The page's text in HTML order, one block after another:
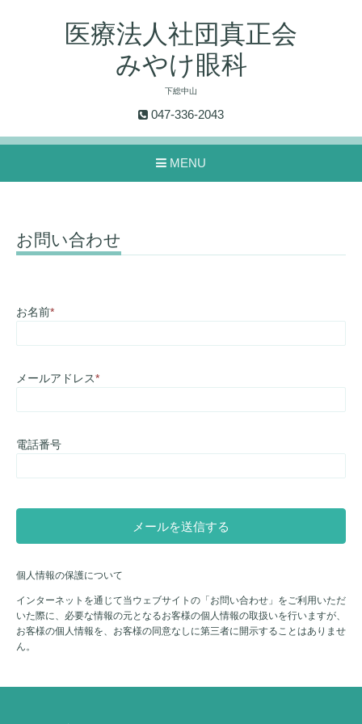
医療法人社団真正会
みやけ眼科
下総中山
047-336-2043
MENU
お問い合わせ
お名前*
メールアドレス*
電話番号
個人情報の保護について
インターネットを通じて当ウェブサイトの「お問い合わせ」をご利用いただ
いた際に、必要な情報の元となるお客様の個人情報の取扱いを行いますが、
お客様の個人情報を、お客様の同意なしに第三者に開示することはありませ
ん。